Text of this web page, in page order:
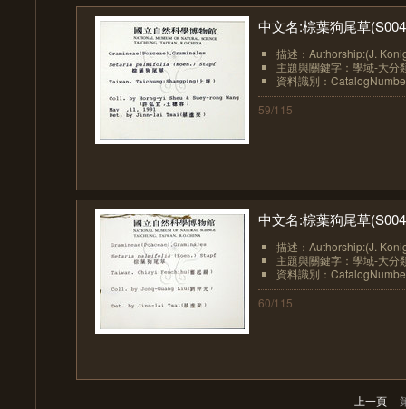
中文名:棕葉狗尾草
描述：Authorship:(J.
主題與關鍵字：學域-大分
資料識別：
59/115
中文名:棕葉狗尾草
描述：Authorship:(J.
主題與關鍵字：學域-大分
資料識別：
60/115
上一頁